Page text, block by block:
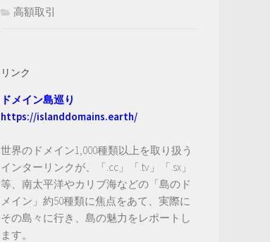
高額取引
リンク
ドメイン島巡り
https://islanddomains.earth/
世界のドメイン1,000種類以上を取り扱う
インターリンクが、「.cc」「.tv」「.sx」
等、南太平洋やカリブ海などの「島のド
メイン」約50種類に焦点をあて、実際に
その島々に行き、島の魅力をレポートし
ます。